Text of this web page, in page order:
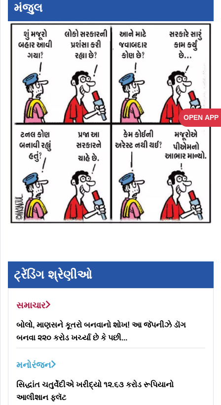
OPEN APP
મંજુલ
ટ્રેંડિંગ શ્રેણીઓ
સમાચાર
બોલો, માણસને કૂતરો બનવાનો શોખ! આ જૅપનીઝે ડૉગ
બનવા ૨૨૦ કરોડ ખર્ચ્યા છે કે પછી...
મનોરંજન
સિદ્ધાંત ચતુર્વેદીએ ખરીદ્યો ૧૨.૬૩ કરોડ રૂપિયાનો
આલીશાન ફ્લૅટ